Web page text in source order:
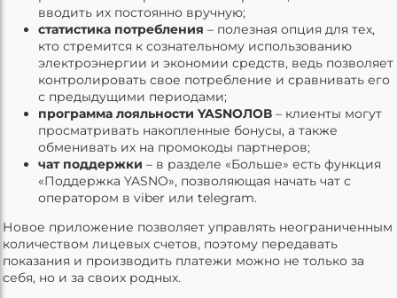
вводить их постоянно вручную;
статистика потребления – полезная опция для тех,
кто стремится к сознательному использованию
электроэнергии и экономии средств, ведь позволяет
контролировать свое потребление и сравнивать его
с предыдущими периодами;
программа лояльности YASNOЛОВ – клиенты могут
просматривать накопленные бонусы, а также
обменивать их на промокоды партнеров;
чат поддержки – в разделе «Больше» есть функция
«Поддержка YASNO», позволяющая начать чат с
оператором в viber или telegram.
Новое приложение позволяет управлять неограниченным
количеством лицевых счетов, поэтому передавать
показания и производить платежи можно не только за
себя, но и за своих родных.